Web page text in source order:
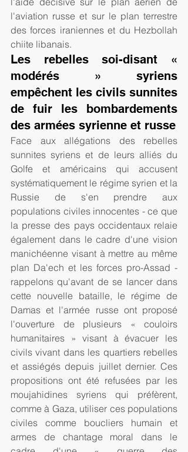
l'aviation russe et sur le plan terrestre
des forces iraniennes et du Hezbollah
chiite libanais.
Les rebelles soi-disant «
modérés » syriens
empêchent les civils sunnites
de fuir les bombardements
des armées syrienne et russe
Face aux allégations des rebelles
sunnites syriens et de leurs alliés du
Golfe et américains qui accusent
systématiquement le régime syrien et la
Russie de s'en prendre aux
populations civiles innocentes - ce que
la presse des pays occidentaux relaie
également dans le cadre d'une vision
manichéenne visant à mettre au même
plan Da'ech et les forces pro-Assad -
rappelons qu'avant de se lancer dans
cette nouvelle bataille, le régime de
Damas et l'armée russe ont proposé
l'ouverture de plusieurs « couloirs
humanitaires » visant à évacuer les
civils vivant dans les quartiers rebelles
et assiégés depuis juillet dernier. Ces
propositions ont été refusées par les
moujahidines syriens qui préfèrent,
comme à Gaza, utiliser ces populations
civiles comme boucliers humain et
armes de chantage moral dans le